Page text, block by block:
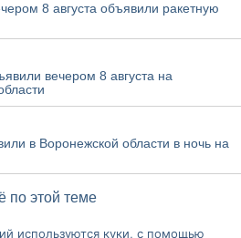
8 августа объявили ракетную
вечером 8 августа на
в Воронежской области в ночь на
по этой теме
используются куки, с помощью